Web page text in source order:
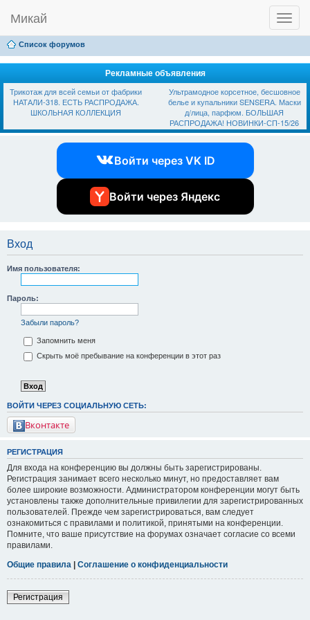
T
o
g
l
n
a
v
g
Микай
Ссылки Вход
Список форумов
Рекламные объявления
Трикотаж для всей семьи от фабрики
НАТАЛИ-318. ЕСТЬ РАСПРОДАЖА.
ШКОЛЬНАЯ КОЛЛЕКЦИЯ
Ультрамодное корсетное, бесшовное
белье и купальники SЕNSЕRА. Маски
д/лица, парфюм. БОЛЬШАЯ
РАСПРОДАЖА! НОВИНКИ-СП-15/26
Войти через VK ID
Войти через Яндекс
Вход
Имя пользователя:
Пароль:
Забыли пароль?
Запомнить меня
Скрыть моё пребывание на конференции в этот раз
ВОЙТИ ЧЕРЕЗ СОЦИАЛЬНУЮ СЕТЬ:
Вконтакте
РЕГИСТРАЦИЯ
Для входа на конференцию вы должны быть зарегистрированы.
Регистрация занимает всего несколько минут, но предоставляет вам
более широкие возможности. Администратором конференции могут быть
установлены также дополнительные привилегии для зарегистрированных
пользователей. Прежде чем зарегистрироваться, вам следует
ознакомиться с правилами и политикой, принятыми на конференции.
Помните, что ваше присутствие на форумах означает согласие со всеми
правилами.
Общие правила
Соглашение о конфиденциальности
Регистрация